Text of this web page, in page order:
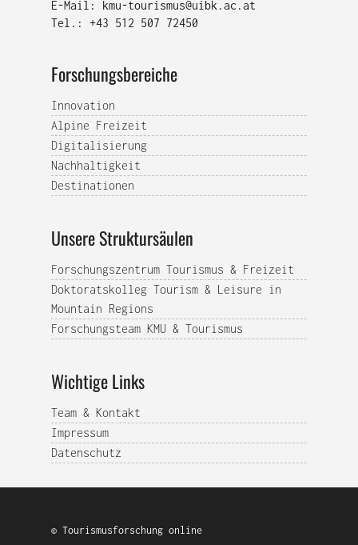
E-Mail: kmu-tourismus@uibk.ac.at
Tel.: +43 512 507 72450
Forschungsbereiche
Innovation
Alpine Freizeit
Digitalisierung
Nachhaltigkeit
Destinationen
Unsere Struktursäulen
Forschungszentrum Tourismus & Freizeit
Doktoratskolleg Tourism & Leisure in
Mountain Regions
Forschungsteam KMU & Tourismus
Wichtige Links
Team & Kontakt
Impressum
Datenschutz
© Tourismusforschung online